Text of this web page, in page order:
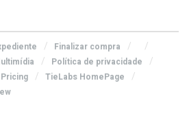
Finalizar compra
Política de privacidade
Pricing
TieLabs HomePage